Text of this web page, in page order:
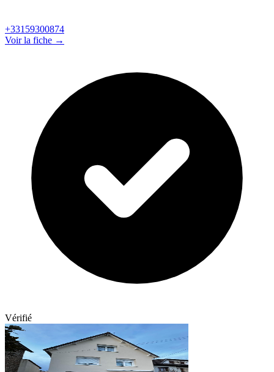
+33159300874
Voir la fiche →
Vérifié